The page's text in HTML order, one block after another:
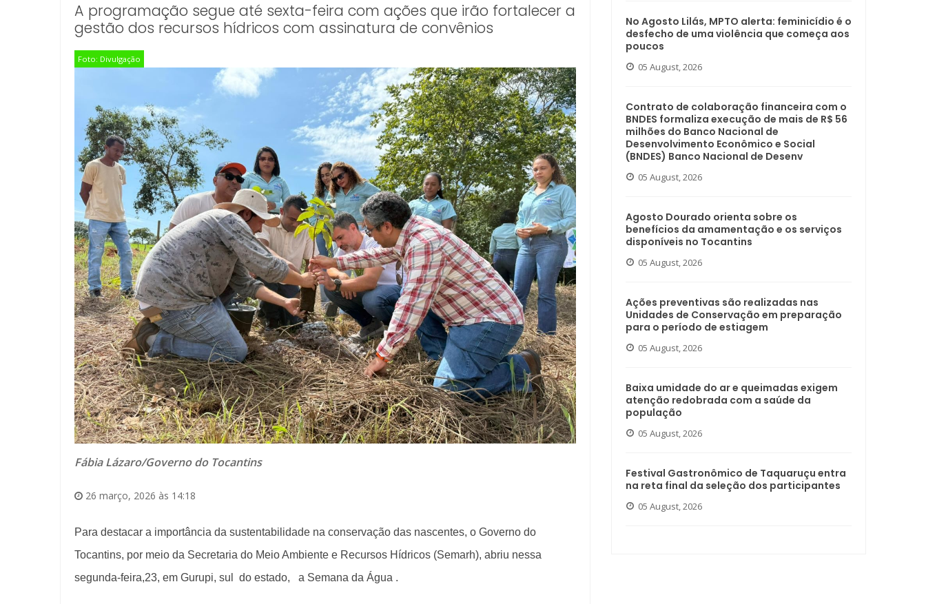
A programação segue até sexta-feira com ações que irão fortalecer a
gestão dos recursos hídricos com assinatura de convênios
Foto: Divulgação
Fábia Lázaro/Governo do Tocantins
26 março, 2026 às 14:18
Para destacar a importância da sustentabilidade na conservação das nascentes, o Governo do
Tocantins, por meio da Secretaria do Meio Ambiente e Recursos Hídricos (Semarh), abriu nessa
segunda-feira,23, em Gurupi, sul do estado, a Semana da Água .
No Agosto Lilás, MPTO alerta: feminicídio é o
desfecho de uma violência que começa aos
poucos
05 August, 2026
Contrato de colaboração financeira com o
BNDES formaliza execução de mais de R$ 56
milhões do Banco Nacional de
Desenvolvimento Econômico e Social
(BNDES) Banco Nacional de Desenv
05 August, 2026
Agosto Dourado orienta sobre os
benefícios da amamentação e os serviços
disponíveis no Tocantins
05 August, 2026
Ações preventivas são realizadas nas
Unidades de Conservação em preparação
para o período de estiagem
05 August, 2026
Baixa umidade do ar e queimadas exigem
atenção redobrada com a saúde da
população
05 August, 2026
Festival Gastronômico de Taquaruçu entra
na reta final da seleção dos participantes
05 August, 2026